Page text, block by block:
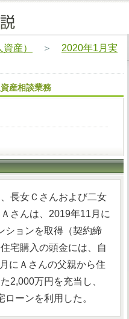
産） ＞ 2020年1月実
産相談業務
長女Ｃさんおよび二女
さんは、2019年11月に
ションを取得（契約締
宅購入の頭金には、自
にＡさんの父親から住
2,000万円を充当し、
ーンを利用した。